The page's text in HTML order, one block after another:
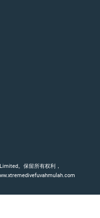
。保留所有权利，